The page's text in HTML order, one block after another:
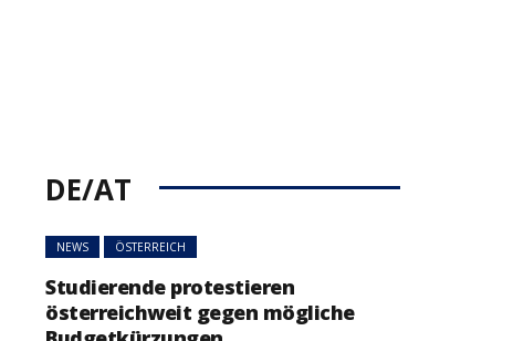
DE/AT
NEWS ÖSTERREICH
Studierende protestieren
österreichweit gegen mögliche